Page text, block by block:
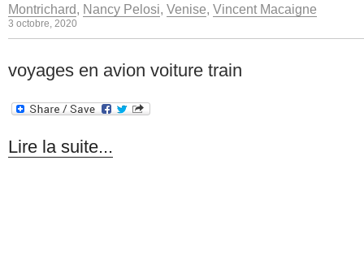
Montrichard, Nancy Pelosi, Venise, Vincent Macaigne
3 octobre, 2020
voyages en avion voiture train
Lire la suite...